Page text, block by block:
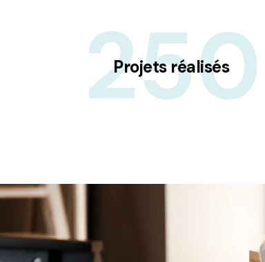
250
Projets réalisés